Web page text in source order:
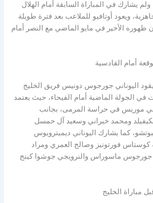
ولم يشارك في المباراة السابقة أمام الهلال
ويعود أوتافيو للملاعب بعد فترة طويلة
ظهوره الأخير في مايو الماضي مع النصر أمام
أمام القادسية
اليوناني جورجوس دونيس فريق الخليج
في الجولة الماضية أمام الفيحاء، حيث يعتمد
موريس في حراسة المرمى، بجانب
ومحمد خبراني وسعيد آل حمسل
كما يشارك اليوناني ديميترويوس
كوستاس فورتونيز وصالح العمري ومراد
جورجوس ماسوراس والنرويجي جوشوا كينج
مباراة الخليج